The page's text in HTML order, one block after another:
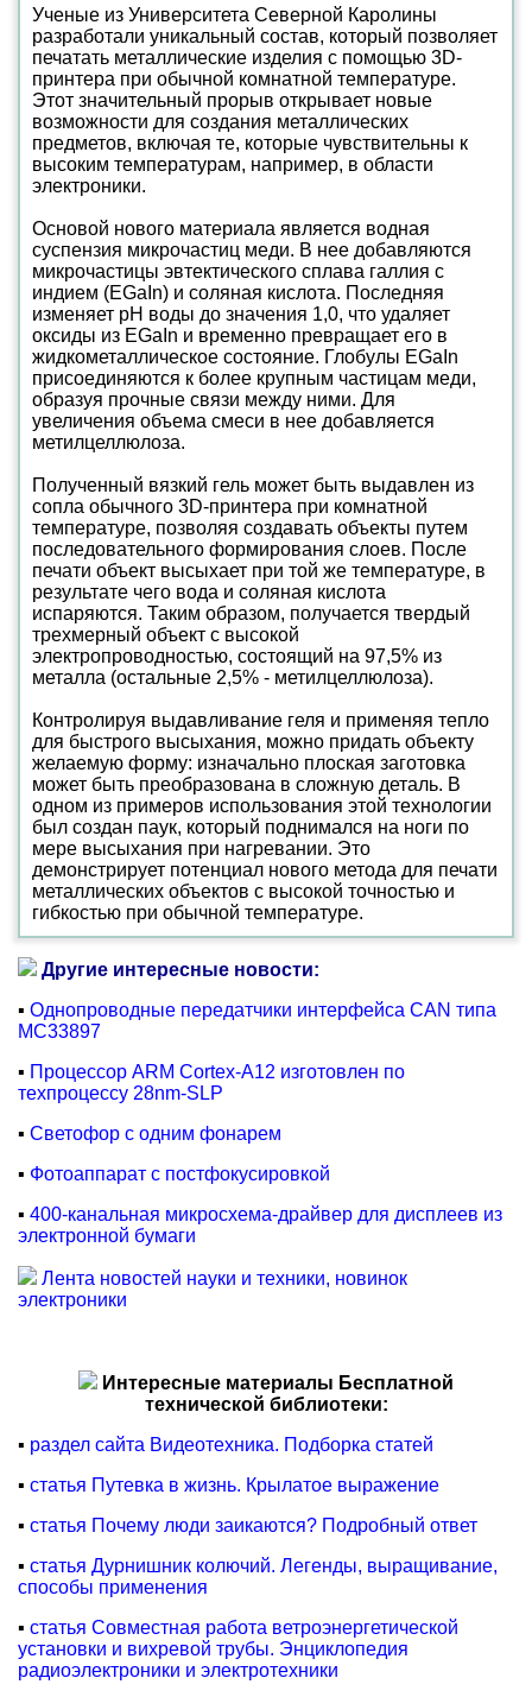
Ученые из Университета Северной Каролины
разработали уникальный состав, который позволяет
печатать металлические изделия с помощью 3D-
принтера при обычной комнатной температуре.
Этот значительный прорыв открывает новые
возможности для создания металлических
предметов, включая те, которые чувствительны к
высоким температурам, например, в области
электроники.
Основой нового материала является водная
суспензия микрочастиц меди. В нее добавляются
микрочастицы эвтектического сплава галлия с
индием (EGaIn) и соляная кислота. Последняя
изменяет pH воды до значения 1,0, что удаляет
оксиды из EGaIn и временно превращает его в
жидкометаллическое состояние. Глобулы EGaIn
присоединяются к более крупным частицам меди,
образуя прочные связи между ними. Для
увеличения объема смеси в нее добавляется
метилцеллюлоза.
Полученный вязкий гель может быть выдавлен из
сопла обычного 3D-принтера при комнатной
температуре, позволяя создавать объекты путем
последовательного формирования слоев. После
печати объект высыхает при той же температуре, в
результате чего вода и соляная кислота
испаряются. Таким образом, получается твердый
трехмерный объект с высокой
электропроводностью, состоящий на 97,5% из
металла (остальные 2,5% - метилцеллюлоза).
Контролируя выдавливание геля и применяя тепло
для быстрого высыхания, можно придать объекту
желаемую форму: изначально плоская заготовка
может быть преобразована в сложную деталь. В
одном из примеров использования этой технологии
был создан паук, который поднимался на ноги по
мере высыхания при нагревании. Это
демонстрирует потенциал нового метода для печати
металлических объектов с высокой точностью и
гибкостью при обычной температуре.
Другие интересные новости:
▪ Однопроводные передатчики интерфейса CAN типа
MC33897
▪ Процессор ARM Cortex-A12 изготовлен по
техпроцессу 28nm-SLP
▪ Светофор с одним фонарем
▪ Фотоаппарат с постфокусировкой
▪ 400-канальная микросхема-драйвер для дисплеев из
электронной бумаги
Лента новостей науки и техники, новинок
электроники
Интересные материалы Бесплатной
технической библиотеки:
▪ раздел сайта Видеотехника. Подборка статей
▪ статья Путевка в жизнь. Крылатое выражение
▪ статья Почему люди заикаются? Подробный ответ
▪ статья Дурнишник колючий. Легенды, выращивание,
способы применения
▪ статья Совместная работа ветроэнергетической
установки и вихревой трубы. Энциклопедия
радиоэлектроники и электротехники